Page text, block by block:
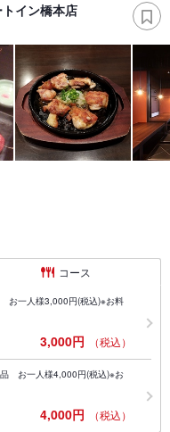
イン橋本店
コース
お一人様3,000円(税込)※お料
3,000円 （税込）
品 お一人様4,000円(税込)※お
4,000円 （税込）